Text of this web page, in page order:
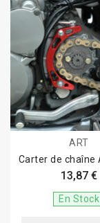
ART
Carter de chaîne
13,87 €
En Stock